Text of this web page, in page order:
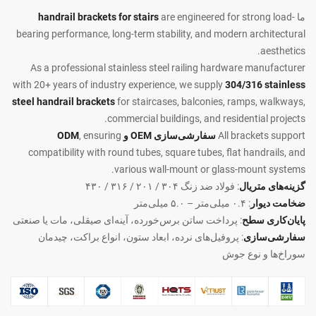
ما handrail brackets for stairsare engineered for strong load-
bearing performance, long-term stability, and modern architectural
aesthetics.
As a professional stainless steel railing hardware manufacturer
with 20+ years of industry experience, we supply304/316 stainless
steel handrail bracketsfor staircases, balconies, ramps, walkways,
commercial buildings, and residential projects.
All brackets supportسفارشی‌سازی OEM و ODM
, ensuring
compatibility with round tubes, square tubes, flat handrails, and
various wall-mount or glass-mount systems.
گزینه‌های متریال: فولاد ضد زنگ ۳۰۴ / ۲۰۱ / ۳۱۶ / ۴۳۰
ضخامت دیوار : ۰.۴ میلی‌متر – ۵.۰ میلی‌متر
پایان‌کاری سطح: پرداخت ساتن برس‌خورده، آینه‌ای صیقلی، مات یا صنعتی
سفارشی‌سازی: پروفیل‌های نرده، ابعاد ستون، انواع براکت، چیدمان
سوراخ‌ها و نوع جوش